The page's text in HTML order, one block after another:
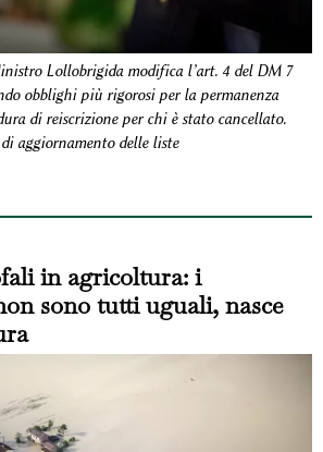
Lollobrigida modifica l’art. 4 del DM 7
obblighi più rigorosi per la permanenza
di reiscrizione per chi è stato cancellato.
aggiornamento delle liste
in agricoltura: i
sono tutti uguali, nasce